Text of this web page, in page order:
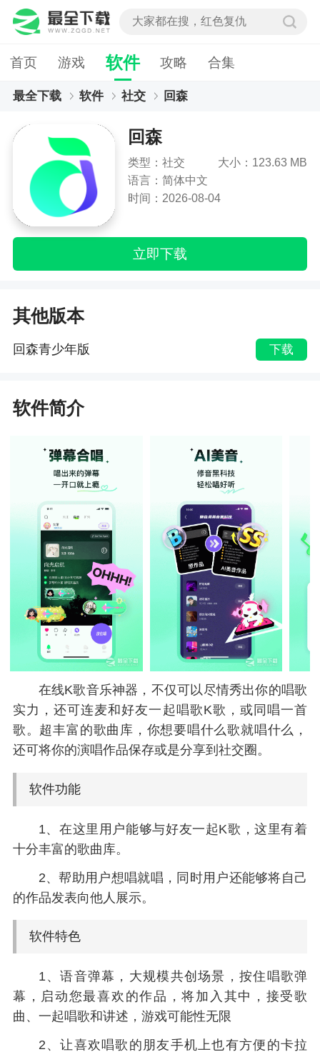
首页 游戏 软件 攻略 合集
最全下载 软件 社交 回森
回森
类型：社交
大小：123.63 MB
语言：简体中文
时间：2026-08-04
立即下载
其他版本
回森青少年版 下载
软件简介
在线K歌音乐神器，不仅可以尽情秀出你的唱歌
实力，还可连麦和好友一起唱歌K歌，或同唱一首
歌。超丰富的歌曲库，你想要唱什么歌就唱什么，
还可将你的演唱作品保存或是分享到社交圈。
软件功能
1、在这里用户能够与好友一起K歌，这里有着
十分丰富的歌曲库。
2、帮助用户想唱就唱，同时用户还能够将自己
的作品发表向他人展示。
软件特色
1、语音弹幕，大规模共创场景，按住唱歌弹
幕，启动您最喜欢的作品，将加入其中，接受歌
曲、一起唱歌和讲述，游戏可能性无限
2、让喜欢唱歌的朋友手机上也有方便的卡拉